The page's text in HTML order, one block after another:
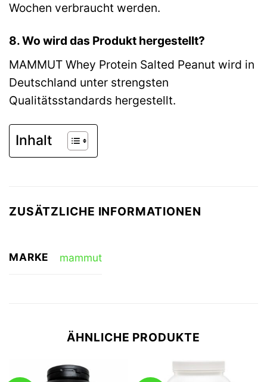
Wochen verbraucht werden.
8. Wo wird das Produkt hergestellt?
MAMMUT Whey Protein Salted Peanut wird in
Deutschland unter strengsten
Qualitätsstandards hergestellt.
Inhalt
ZUSÄTZLICHE INFORMATIONEN
MARKE mammut
ÄHNLICHE PRODUKTE